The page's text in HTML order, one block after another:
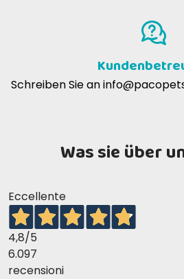
Schreiben Sie an
Was sie über
Eccellente
4,8/5
6.097
recensioni